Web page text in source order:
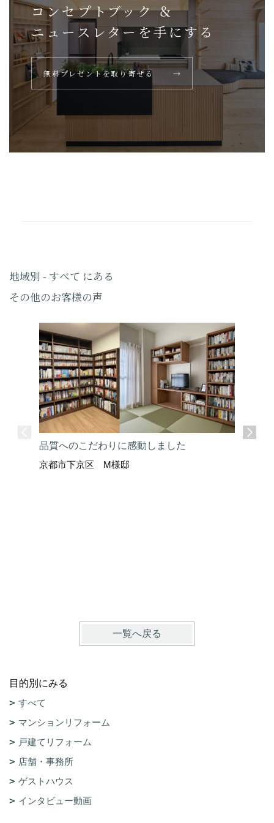
コンセプトブック ＆
ニュースレターを手にする
無料プレゼントを取り寄せる →
地域別 - すべて にある
その他のお客様の声
品質へのこだわりに感動しました
京都市下京区 M様邸
一覧へ戻る
目的別にみる
すべて
マンションリフォーム
戸建てリフォーム
店舗・事務所
ゲストハウス
インタビュー動画